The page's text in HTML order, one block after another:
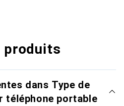
produits
dans Type de
téléphone portable